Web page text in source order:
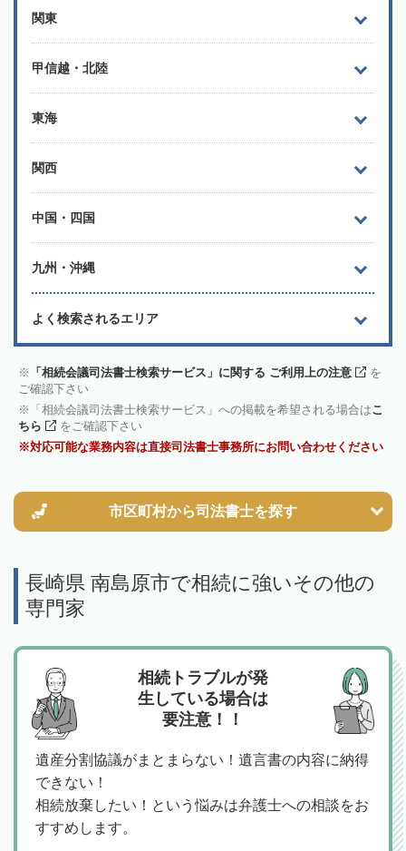
関東
甲信越・北陸
東海
関西
中国・四国
九州・沖縄
よく検索されるエリア
「相続会議司法書士検索サービス」に関する ご利用上の注意
を
ご確認下さい
「相続会議司法書士検索サービス」への掲載を希望される場合はこ
ちら
をご確認下さい
対応可能な業務内容は直接司法書士事務所にお問い合わせください
市区町村から司法書士を探す
長崎県 南島原市で相続に強いその他の
専門家
相続トラブルが発
生している場合は
要注意！！
遺産分割協議がまとまらない！遺言書の内容に納得
できない！
相続放棄したい！という悩みは弁護士への相談をお
すすめします。